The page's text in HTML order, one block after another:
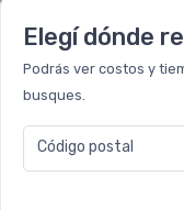
Elegí dónde
Podrás ver costos y
busques.
Código postalTambién